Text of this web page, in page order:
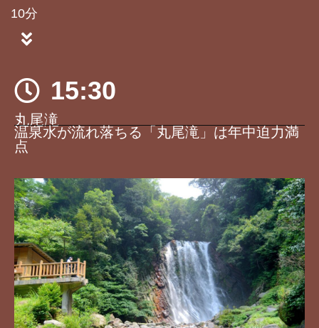
10分
15:30
丸尾滝
温泉水が流れ落ちる「丸尾滝」は年中迫力満
点